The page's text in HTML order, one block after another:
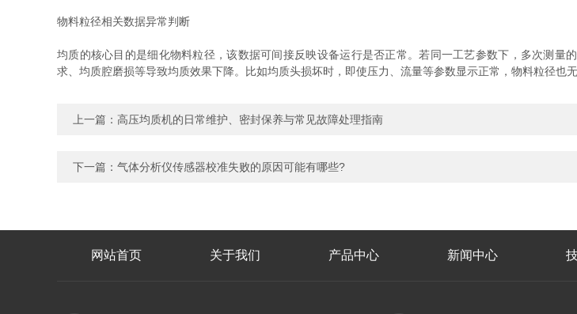
物料粒径相关数据异常判断
均质的核心目的是细化物料粒径，该数据可间接反映设备运行是否正常。若同一工艺参数下，多次测
求、均质腔磨损等导致均质效果下降。比如均质头损坏时，即使压力、流量等参数显示正常，物料粒径也
上一篇： 高压均质机的日常维护、密封保养与常见故障处理指南
下一篇： 气体分析仪传感器校准失败的原因可能有哪些?
网站首页 关于我们 产品中心 新闻中心